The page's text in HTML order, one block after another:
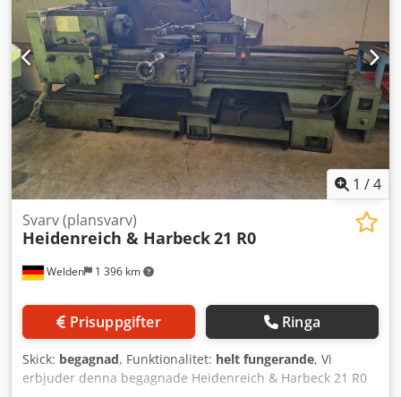
Spindelgenomgång: 56 mm Ytterligare data se datablad
Chjdpfxjt Ipi Ie Afksa Platsbehov: längd 2900 mm, bredd
1100 mm, höjd 1300 mm, vikt ca 1750 kg.
Maskindokumentation finns tillgänglig.
Kylvätskeanläggning och spånavskärm bak finns. Maskinen
är i gott skick och kan visas under drift.
1 /4
Welden 1 396 km
Svarv (plansvarv)
Heidenreich & Harbeck21 R0
Prisuppgifter Ringa
Skick: begagnad, Funktionalitet: helt fungerande, Vi
erbjuder denna begagnade Heidenreich & Harbeck 21 R0